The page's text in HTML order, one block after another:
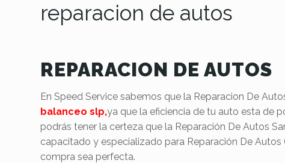
reparacion de autos
REPARACION DE AUTOS
En Speed Service sabemos que la Reparacion De
balanceo slp,ya que la eficiencia de tu auto esta de
podrás tener la certeza que la Reparación De Autos
capacitado y especializado para Reparación De
compra sea perfecta.